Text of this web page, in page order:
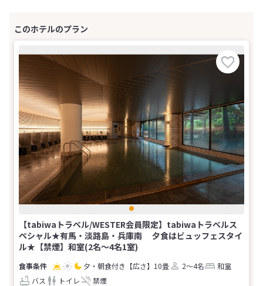
【tabiwaトラベル/WESTER会員限定】tabiwaトラベルス
ペシャル★有馬・淡路島・兵庫南 夕食はビュッフェスタイ
ル★【禁煙】和室(2名～4名1室)
夕・朝食付き 【広さ】10畳 2～4名
和室
バス
トイレ 禁煙